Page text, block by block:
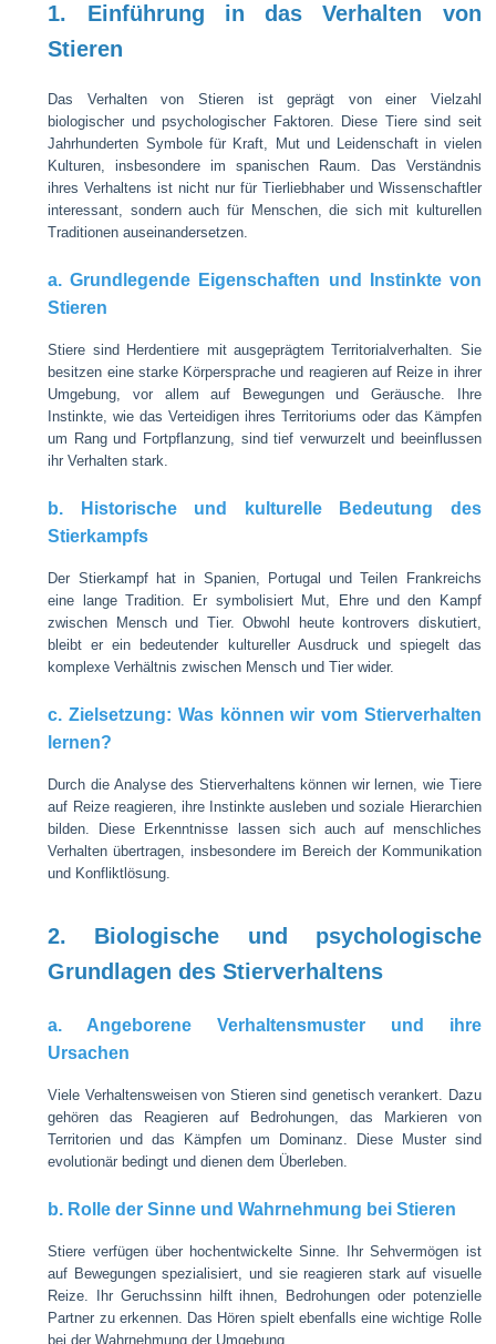
1. Einführung in das Verhalten von
Stieren
Das Verhalten von Stieren ist geprägt von einer Vielzahl
biologischer und psychologischer Faktoren. Diese Tiere sind seit
Jahrhunderten Symbole für Kraft, Mut und Leidenschaft in vielen
Kulturen, insbesondere im spanischen Raum. Das Verständnis
ihres Verhaltens ist nicht nur für Tierliebhaber und Wissenschaftler
interessant, sondern auch für Menschen, die sich mit kulturellen
Traditionen auseinandersetzen.
a. Grundlegende Eigenschaften und Instinkte von
Stieren
Stiere sind Herdentiere mit ausgeprägtem Territorialverhalten. Sie
besitzen eine starke Körpersprache und reagieren auf Reize in ihrer
Umgebung, vor allem auf Bewegungen und Geräusche. Ihre
Instinkte, wie das Verteidigen ihres Territoriums oder das Kämpfen
um Rang und Fortpflanzung, sind tief verwurzelt und beeinflussen
ihr Verhalten stark.
b. Historische und kulturelle Bedeutung des
Stierkampfs
Der Stierkampf hat in Spanien, Portugal und Teilen Frankreichs
eine lange Tradition. Er symbolisiert Mut, Ehre und den Kampf
zwischen Mensch und Tier. Obwohl heute kontrovers diskutiert,
bleibt er ein bedeutender kultureller Ausdruck und spiegelt das
komplexe Verhältnis zwischen Mensch und Tier wider.
c. Zielsetzung: Was können wir vom Stierverhalten
lernen?
Durch die Analyse des Stierverhaltens können wir lernen, wie Tiere
auf Reize reagieren, ihre Instinkte ausleben und soziale Hierarchien
bilden. Diese Erkenntnisse lassen sich auch auf menschliches
Verhalten übertragen, insbesondere im Bereich der Kommunikation
und Konfliktlösung.
2. Biologische und psychologische
Grundlagen des Stierverhaltens
a. Angeborene Verhaltensmuster und ihre
Ursachen
Viele Verhaltensweisen von Stieren sind genetisch verankert. Dazu
gehören das Reagieren auf Bedrohungen, das Markieren von
Territorien und das Kämpfen um Dominanz. Diese Muster sind
evolutionär bedingt und dienen dem Überleben.
b. Rolle der Sinne und Wahrnehmung bei Stieren
Stiere verfügen über hochentwickelte Sinne. Ihr Sehvermögen ist
auf Bewegungen spezialisiert, und sie reagieren stark auf visuelle
Reize. Ihr Geruchssinn hilft ihnen, Bedrohungen oder potenzielle
Partner zu erkennen. Das Hören spielt ebenfalls eine wichtige Rolle
bei der Wahrnehmung der Umgebung.